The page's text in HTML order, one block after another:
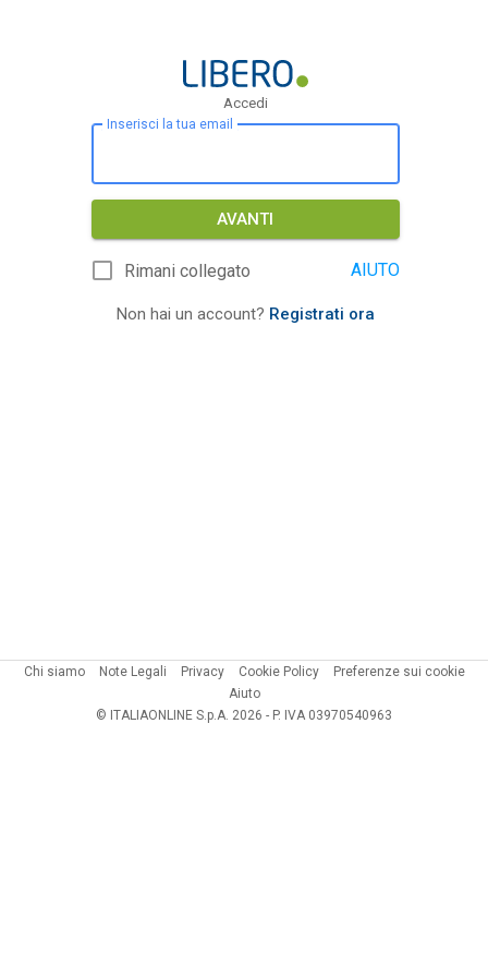
Accedi
Inserisci la tua email
AVANTI
Rimani collegato AIUTO
Non hai un account? Registrati ora
Chi siamo Note Legali Privacy Cookie Policy
Preferenze sui cookie
Aiuto
© ITALIAONLINE S.p.A. 2026 - P. IVA 03970540963